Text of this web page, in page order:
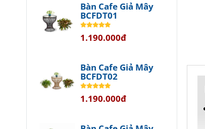
Bàn Cafe Giả Mây
BCFDT01
1.190.000đ
Bàn Cafe Giả Mây
BCFDT02
1.190.000đ